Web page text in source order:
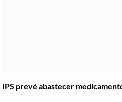
IPS prevé abastecer